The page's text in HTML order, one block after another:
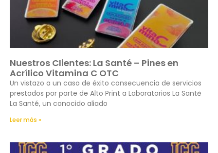
Nuestros Clientes: La Santé – Pines en
Acrílico Vitamina C OTC
Un vistazo a un caso de éxito consecuencia de servicios
prestados por parte de Alto Print a Laboratorios La Santė
La Santé, un conocido aliado
Leer más »